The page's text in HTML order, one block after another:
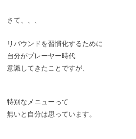
さて、、、
リバウンドを習慣化するために
自分がプレーヤー時代
意識してきたことですが、
特別なメニューって
無いと自分は思っています。